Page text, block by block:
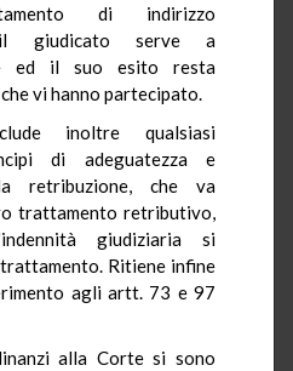
di indirizzo
il giudicato serve a
ed il suo esito resta
vi hanno partecipato.
inoltre qualsiasi
di adeguatezza e
retribuzione, che va
trattamento retributivo,
giudiziaria si
Ritiene infine
agli artt. 73 e 97
alla Corte si sono